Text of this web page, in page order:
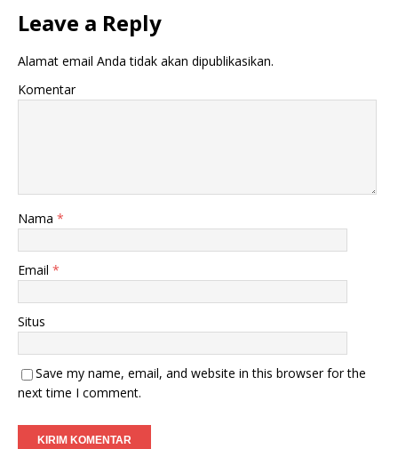
Leave a Reply
Alamat email Anda tidak akan dipublikasikan.
Komentar
Nama *
Email *
Situs
Save my name, email, and website in this browser for the
next time I comment.